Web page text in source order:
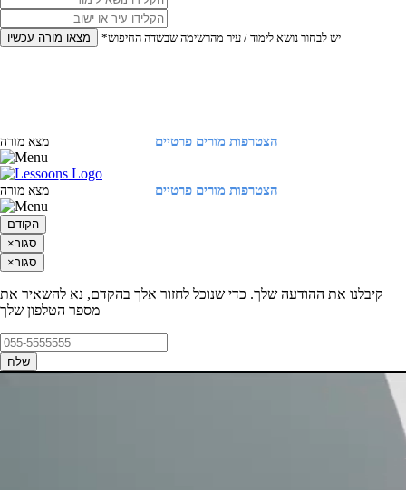
מצאו מורה עכשיו *יש לבחור נושא לימוד / עיר מהרשימה שבשדה החיפוש
הצטרפות מורים פרטיים מצא מורה
הצטרפות מורים פרטיים מצא מורה
הקודם
×סגור
×סגור
קיבלנו את ההודעה שלך. כדי שנוכל לחזור אלך בהקדם, נא להשאיר את
מספר הטלפון שלך
שלח